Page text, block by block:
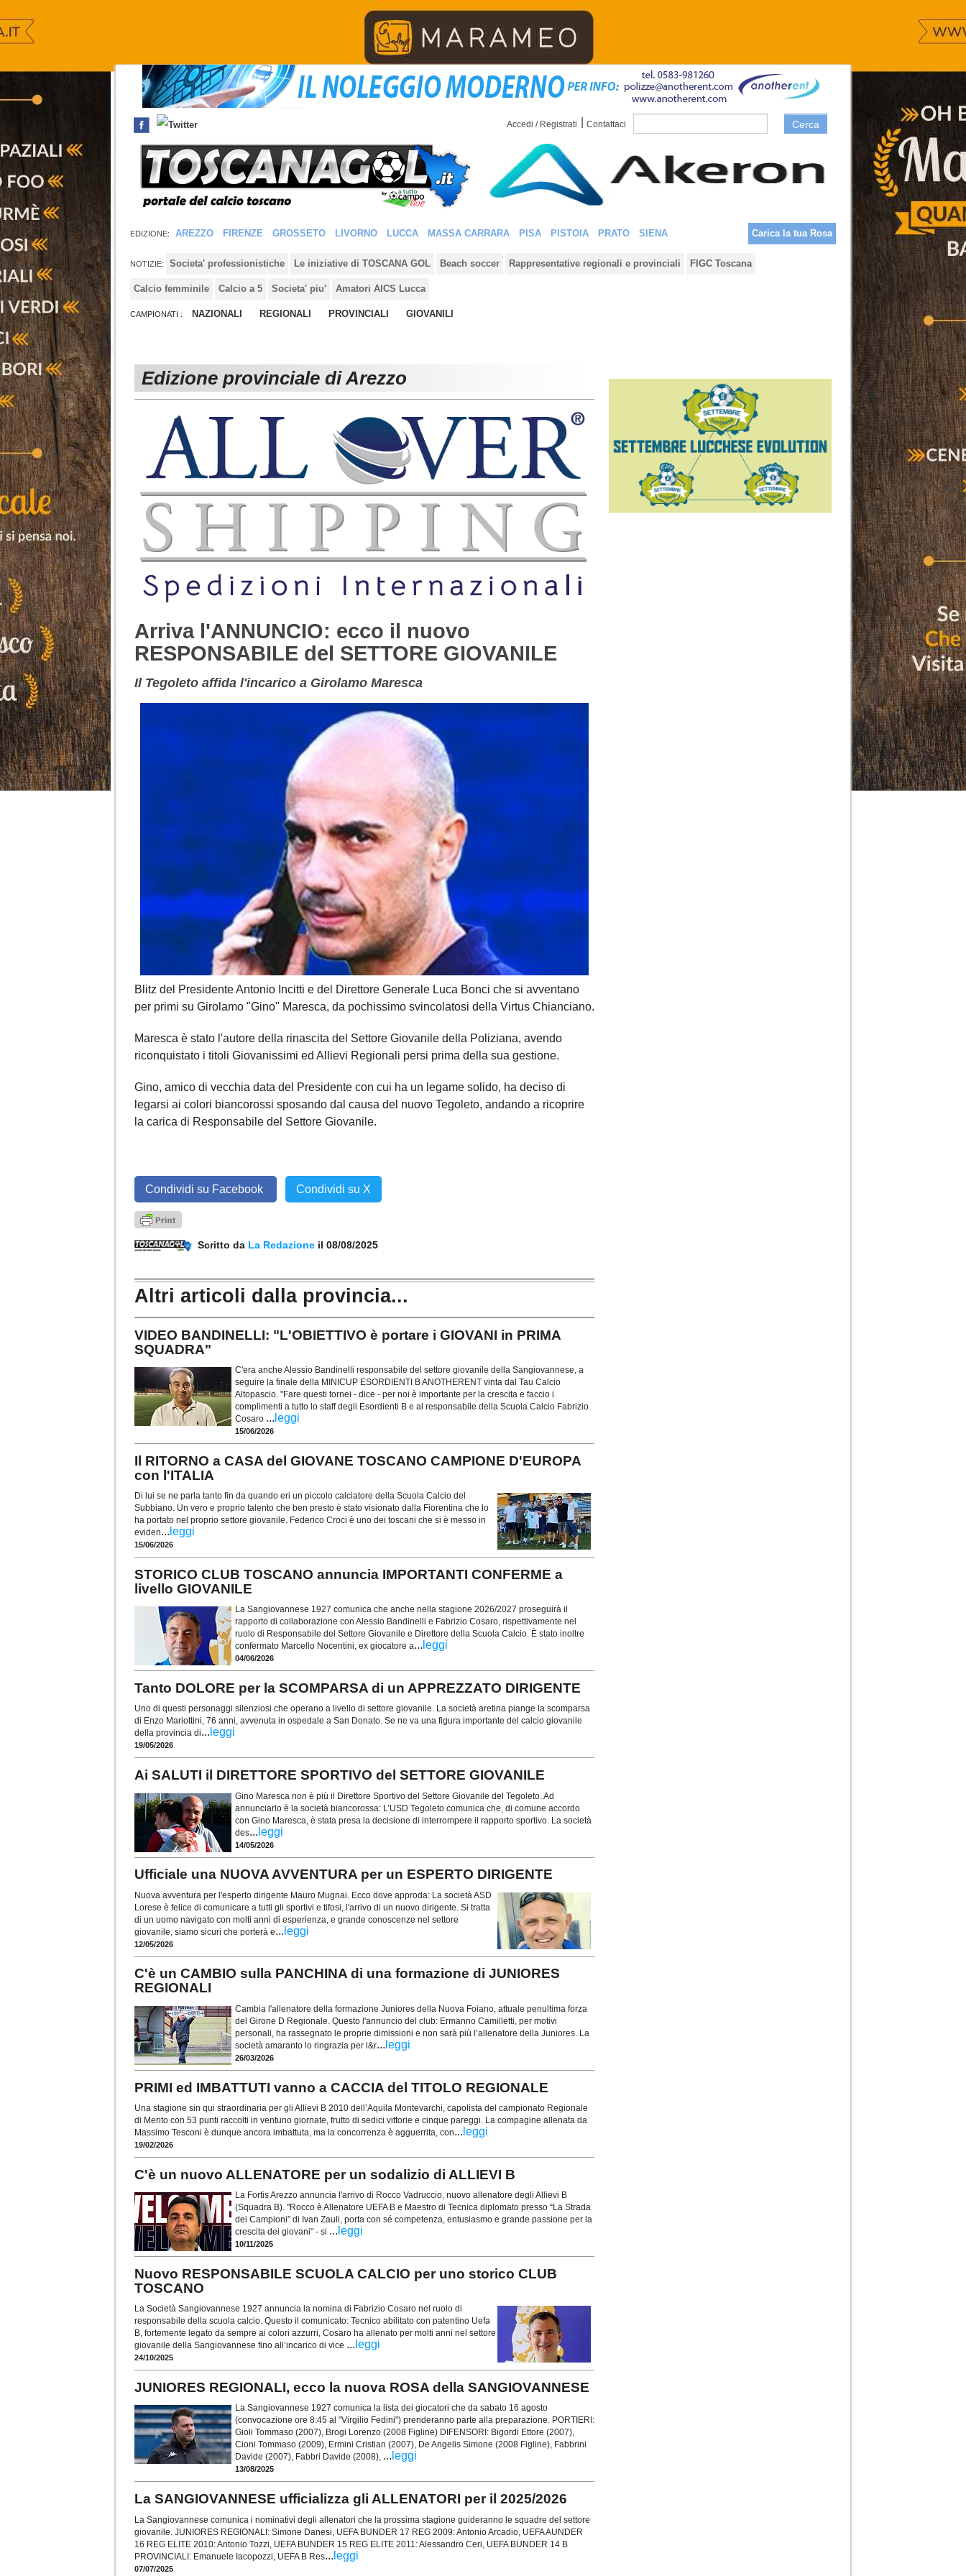
Accedi / Registrati Contattaci Cerca
EDIZIONE: AREZZO FIRENZE GROSSETO LIVORNO LUCCA MASSA CARRARA PISA PISTOIA PRATO SIENA Carica la tua Rosa
NOTIZIE: Societa' professionistiche Le iniziative di TOSCANA GOL Beach soccer Rappresentative regionali e provinciali FIGC Toscana
Calcio femminile Calcio a 5 Societa' piu' Amatori AICS Lucca
CAMPIONATI : NAZIONALI REGIONALI PROVINCIALI GIOVANILI
Edizione provinciale di Arezzo
Arriva l'ANNUNCIO: ecco il nuovo
RESPONSABILE del SETTORE GIOVANILE
Il Tegoleto affida l'incarico a Girolamo Maresca
Blitz del Presidente Antonio Incitti e del Direttore Generale Luca Bonci che si avventano
per primi su Girolamo "Gino" Maresca, da pochissimo svincolatosi della Virtus Chianciano.
Maresca è stato l'autore della rinascita del Settore Giovanile della Poliziana, avendo
riconquistato i titoli Giovanissimi ed Allievi Regionali persi prima della sua gestione.
Gino, amico di vecchia data del Presidente con cui ha un legame solido, ha deciso di
legarsi ai colori biancorossi sposando dal causa del nuovo Tegoleto, andando a ricoprire
la carica di Responsabile del Settore Giovanile.
Condividi su Facebook Condividi su X
Scritto da La Redazione il 08/08/2025
Altri articoli dalla provincia...
VIDEO BANDINELLI: "L'OBIETTIVO è portare i GIOVANI in PRIMA
SQUADRA"
C'era anche Alessio Bandinelli responsabile del settore giovanile della Sangiovannese, a
seguire la finale della MINICUP ESORDIENTI B ANOTHERENT vinta dal Tau Calcio
Altopascio. "Fare questi tornei - dice - per noi è importante per la crescita e faccio i
complimenti a tutto lo staff degli Esordienti B e al responsabile della Scuola Calcio Fabrizio
Cosaro ... leggi
15/06/2026
Il RITORNO a CASA del GIOVANE TOSCANO CAMPIONE D'EUROPA
con l'ITALIA
Di lui se ne parla tanto fin da quando eri un piccolo calciatore della Scuola Calcio del
Subbiano. Un vero e proprio talento che ben presto è stato visionato dalla Fiorentina che lo
ha portato nel proprio settore giovanile. Federico Croci è uno dei toscani che si è messo in
eviden... leggi
15/06/2026
STORICO CLUB TOSCANO annuncia IMPORTANTI CONFERME a
livello GIOVANILE
La Sangiovannese 1927 comunica che anche nella stagione 2026/2027 proseguirà il
rapporto di collaborazione con Alessio Bandinelli e Fabrizio Cosaro, rispettivamente nel
ruolo di Responsabile del Settore Giovanile e Direttore della Scuola Calcio. È stato inoltre
confermato Marcello Nocentini, ex giocatore a... leggi
04/06/2026
Tanto DOLORE per la SCOMPARSA di un APPREZZATO DIRIGENTE
Uno di questi personaggi silenziosi che operano a livello di settore giovanile. La società aretina piange la scomparsa
di Enzo Mariottini, 76 anni, avvenuta in ospedale a San Donato. Se ne va una figura importante del calcio giovanile
della provincia di... leggi
19/05/2026
Ai SALUTI il DIRETTORE SPORTIVO del SETTORE GIOVANILE
Gino Maresca non è più il Direttore Sportivo del Settore Giovanile del Tegoleto. Ad
annunciarlo è la società biancorossa: L’USD Tegoleto comunica che, di comune accordo
con Gino Maresca, è stata presa la decisione di interrompere il rapporto sportivo. La società
des... leggi
14/05/2026
Ufficiale una NUOVA AVVENTURA per un ESPERTO DIRIGENTE
Nuova avventura per l'esperto dirigente Mauro Mugnai. Ecco dove approda: La società ASD
Lorese è felice di comunicare a tutti gli sportivi e tifosi, l'arrivo di un nuovo dirigente. Si tratta
di un uomo navigato con molti anni di esperienza, e grande conoscenze nel settore
giovanile, siamo sicuri che porterà e... leggi
12/05/2026
C'è un CAMBIO sulla PANCHINA di una formazione di JUNIORES
REGIONALI
Cambia l'allenatore della formazione Juniores della Nuova Foiano, attuale penultima forza
del Girone D Regionale. Questo l'annuncio del club: Ermanno Camilletti, per motivi
personali, ha rassegnato le proprie dimissioni e non sarà più l’allenatore della Juniores. La
società amaranto lo ringrazia per l&r... leggi
26/03/2026
PRIMI ed IMBATTUTI vanno a CACCIA del TITOLO REGIONALE
Una stagione sin qui straordinaria per gli Allievi B 2010 dell’Aquila Montevarchi, capolista del campionato Regionale
di Merito con 53 punti raccolti in ventuno giornate, frutto di sedici vittorie e cinque pareggi. La compagine allenata da
Massimo Tesconi è dunque ancora imbattuta, ma la concorrenza è agguerrita, con... leggi
19/02/2026
C'è un nuovo ALLENATORE per un sodalizio di ALLIEVI B
La Fortis Arezzo annuncia l'arrivo di Rocco Vadruccio, nuovo allenatore degli Allievi B
(Squadra B). "Rocco è Allenatore UEFA B e Maestro di Tecnica diplomato presso “La Strada
dei Campioni” di Ivan Zauli, porta con sé competenza, entusiasmo e grande passione per la
crescita dei giovani" - si ... leggi
10/11/2025
Nuovo RESPONSABILE SCUOLA CALCIO per uno storico CLUB
TOSCANO
La Società Sangiovannese 1927 annuncia la nomina di Fabrizio Cosaro nel ruolo di
responsabile della scuola calcio. Questo il comunicato: Tecnico abilitato con patentino Uefa
B, fortemente legato da sempre ai colori azzurri, Cosaro ha allenato per molti anni nel settore
giovanile della Sangiovannese fino all’incarico di vice ... leggi
24/10/2025
JUNIORES REGIONALI, ecco la nuova ROSA della SANGIOVANNESE
La Sangiovannese 1927 comunica la lista dei giocatori che da sabato 16 agosto
(convocazione ore 8:45 al "Virgilio Fedini") prenderanno parte alla preparazione. PORTIERI:
Gioli Tommaso (2007), Brogi Lorenzo (2008 Figline) DIFENSORI: Bigordi Ettore (2007),
Cioni Tommaso (2009), Ermini Cristian (2007), De Angelis Simone (2008 Figline), Fabbrini
Davide (2007), Fabbri Davide (2008), ... leggi
13/08/2025
La SANGIOVANNESE ufficializza gli ALLENATORI per il 2025/2026
La Sangiovannese comunica i nominativi degli allenatori che la prossima stagione guideranno le squadre del settore
giovanile. JUNIORES REGIONALI: Simone Danesi, UEFA BUNDER 17 REG 2009: Antonio Arcadio, UEFA AUNDER
16 REG ELITE 2010: Antonio Tozzi, UEFA BUNDER 15 REG ELITE 2011: Alessandro Ceri, UEFA BUNDER 14 B
PROVINCIALI: Emanuele Iacopozzi, UEFA B Res... leggi
07/07/2025